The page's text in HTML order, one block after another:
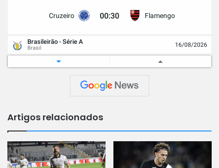
Cruzeiro 00:30 Flamengo
Brasileirão - Série A
Brasil 16/08/2026
Corinthians 22:30 Cruzeiro
Artigos relacionados